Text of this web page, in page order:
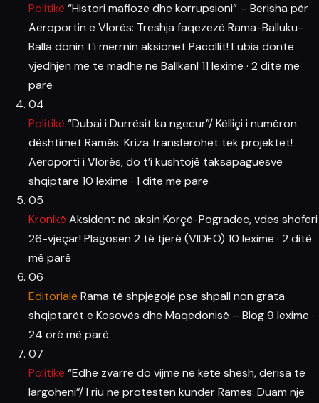
Politikë “Histori mafioze dhe korrupsioni” – Berisha për
Aeroportin e Vlorës: Treshja faqezezë Rama-Balluku-
Balla donin t’i merrnin aksionet Pacollit! Lubia donte
vjedhjen më të madhe në Ballkan! 11 lexime · 2 ditë më
parë
04
Politikë “Dubai i Durrësit ka ngecur”/ Këlliçi i numëron
dështimet Ramës: Kriza transferohet tek projektet!
Aeroporti i Vlorës, do t’i kushtojë taksapaguesve
shqiptarë 10 lexime · 1 ditë më parë
05
Kronikë Aksident në aksin Korçë-Pogradec, vdes shoferi
26-vjeçar! Plagosen 2 të tjerë (VIDEO) 10 lexime · 2 ditë
më parë
06
Editoriale Rama të shpjegojë pse shpall non grata
shqiptarët e Kosovës dhe Maqedonisë – Blog9 lexime ·
24 orë më parë
07
Politikë “Edhe zvarrë do vijmë në këtë shesh, derisa të
largoheni”/ I riu në protestën kundër Ramës: Duam një